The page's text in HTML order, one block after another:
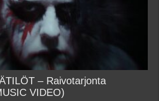
– Raivotarjonta
VIDEO)